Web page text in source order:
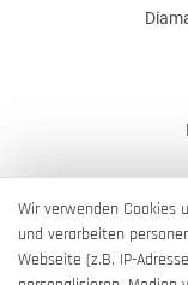
Wir verwenden Cookies
und verarbeiten
Webseite (z.B. IP-